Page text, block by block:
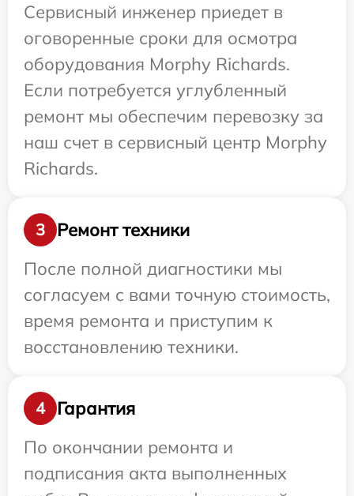
Сервисный инженер приедет в
оговоренные сроки для осмотра
оборудования Morphy Richards.
Если потребуется углубленный
ремонт мы обеспечим перевозку за
наш счет в сервисный центр Morphy
Richards.
3
Ремонт техники
После полной диагностики мы
согласуем с вами точную стоимость,
время ремонта и приступим к
восстановлению техники.
4
Гарантия
По окончании ремонта и
подписания акта выполненных